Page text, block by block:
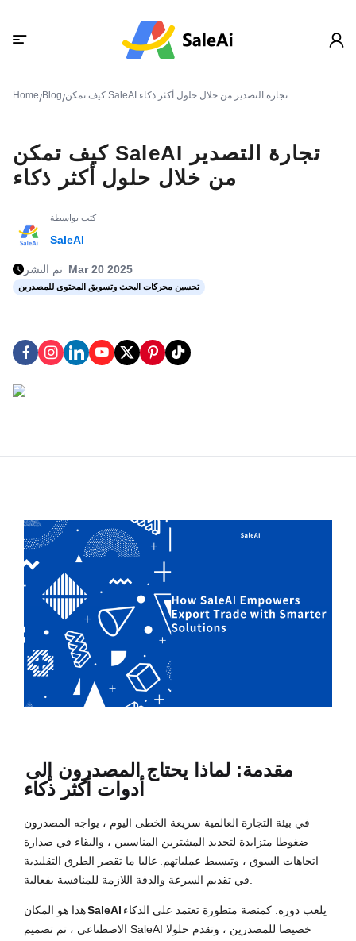
Home/Blog/ كيف تمكن SaleAI تجارة التصدير من خلال حلول أكثر ذكاء
كيف تمكن SaleAI تجارة التصدير
من خلال حلول أكثر ذكاء
كتب بواسطة
SaleAI
تم النشر Mar 20 2025
تحسين محركات البحث وتسويق المحتوى للمصدرين
مقدمة: لماذا يحتاج المصدرون إلى
أدوات أكثر ذكاء
في بيئة التجارة العالمية سريعة الخطى اليوم ، يواجه المصدرون
ضغوطا متزايدة لتحديد المشترين المناسبين ، والبقاء في صدارة
اتجاهات السوق ، وتبسيط عملياتهم. غالبا ما تقصر الطرق التقليدية
في تقديم السرعة والدقة اللازمة للمنافسة بفعالية.
هذا هو المكانSaleAI يلعب دوره. كمنصة متطورة تعتمد على الذكاء
الاصطناعي ، تم تصميم SaleAI خصيصا للمصدرين ، وتقدم حلولا